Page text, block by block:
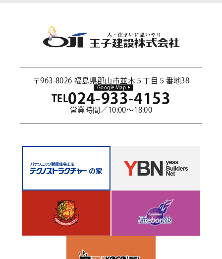
〒963-8026 福島県郡山市並木５丁目５番地38
Google Map
TEL024-933-4153
営業時間／10:00～18:00